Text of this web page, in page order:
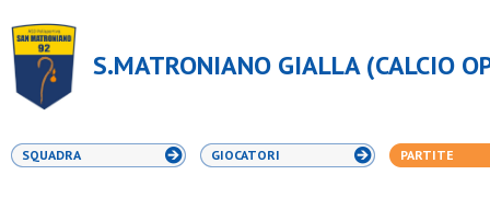
S.MATRONIANO GIALLA (CALCIO
SQUADRA GIOCATORI PARTITE